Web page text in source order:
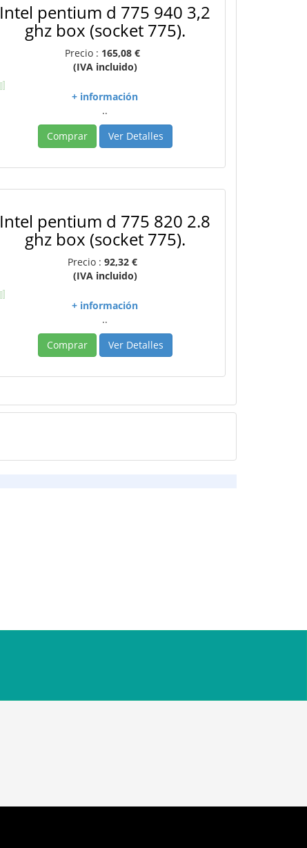
Intel pentium d 775 940 3,2
ghz box (socket 775).
Precio : 165,08 €
(IVA incluido)
+ información
..
Comprar
Ver Detalles
Intel pentium d 775 820 2.8
ghz box (socket 775).
Precio : 92,32 €
(IVA incluido)
+ información
..
Comprar
Ver Detalles